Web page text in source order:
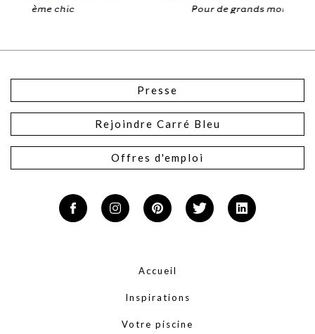
Pour de grands moments de détente
Presse
Rejoindre Carré Bleu
Offres d'emploi
Accueil
Inspirations
Votre piscine